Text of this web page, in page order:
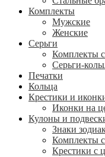
Комплекты
Мужские
Женские
Серьги
Комплекты
Серьги-
Печатки
Кольца
Крестики и
Иконки на
Кулоны и
Знаки
Комплекты
Крестики с